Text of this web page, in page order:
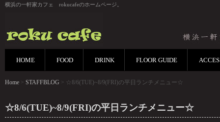
横浜の一軒家カフェ rokucafeのホームページ。
HOME FOOD DRINK FLOOR GUIDE
Home > STAFFBLOG > ☆8/6(TUE)~8/9(FRI)の平日ランチメニュー☆
☆8/6(TUE)~8/9(FRI)の平日ランチメニュー☆